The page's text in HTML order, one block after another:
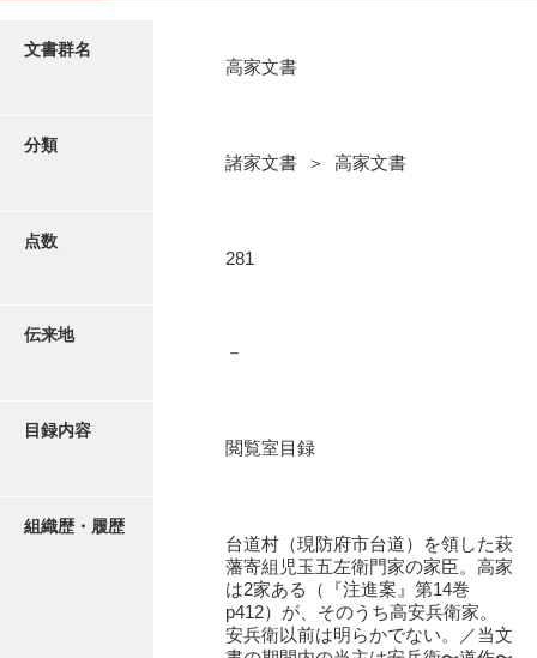
荒瀬家文書（防府市）
阿武家文書（山口市）
近代刊行写真帳類
更新履歴
文書群名
高家文書
分類
諸家文書 ＞ 高家文書
点数
281
伝来地
－
目録内容
閲覧室目録
組織歴・履歴
台道村（現防府市台道）を領した萩
藩寄組児玉五左衛門家の家臣。高家
は2家ある（『注進案』第14巻
p412）が、そのうち高安兵衛家。
安兵衛以前は明らかでない。／当文